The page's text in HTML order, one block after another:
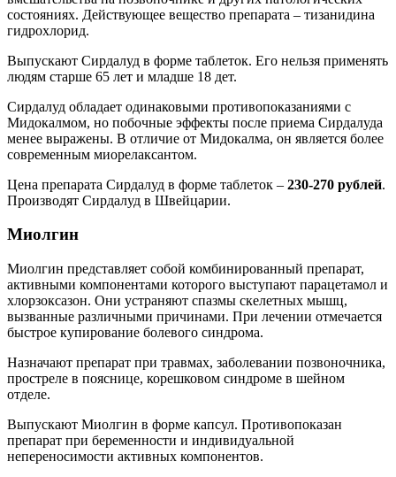
состояниях. Действующее вещество препарата – тизанидина
гидрохлорид.
Выпускают Сирдалуд в форме таблеток. Его нельзя применять
людям старше 65 лет и младше 18 дет.
Сирдалуд обладает одинаковыми противопоказаниями с
Мидокалмом, но побочные эффекты после приема Сирдалуда
менее выражены. В отличие от Мидокалма, он является более
современным миорелаксантом.
Цена препарата Сирдалуд в форме таблеток – 230-270 рублей.
Производят Сирдалуд в Швейцарии.
Миолгин
Миолгин представляет собой комбинированный препарат,
активными компонентами которого выступают парацетамол и
хлорзоксазон. Они устраняют спазмы скелетных мышц,
вызванные различными причинами. При лечении отмечается
быстрое купирование болевого синдрома.
Назначают препарат при травмах, заболевании позвоночника,
простреле в пояснице, корешковом синдроме в шейном
отделе.
Выпускают Миолгин в форме капсул. Противопоказан
препарат при беременности и индивидуальной
непереносимости активных компонентов.